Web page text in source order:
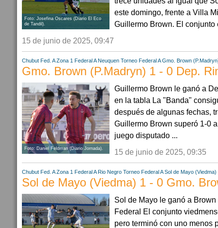
Foto: Josefina Oscares (Diario El Eco
de Tandil).
este domingo, frente a Villa
Guillermo Brown. El conjunto
15 de junio de 2025, 09:47
Chubut Fed. A Zona 1 Federal A Neuquen Torneo Federal A Gmo. Brown
Gmo. Brown (P.Madryn) 1 - 0 Dep.
Foto: Daniel Feldman (Diario Jornada).
Guillermo Brown le ganó a
en la tabla La "Banda"
después de algunas fechas,
Guillermo Brown superó 1-0
juego disputado ...
15 de junio de 2025, 09:35
Chubut Fed. A Zona 1 Federal A Rio Negro Torneo Federal A Sol de Mayo (Viedma)
Sol de Mayo (Viedma) 1 - 0 Gmo.
Sol de Mayo le ganó a
Federal El conjunto
pero terminó con uno menos